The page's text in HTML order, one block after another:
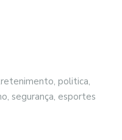
politica,
segurança, esportes